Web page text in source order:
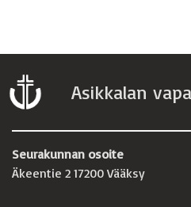
Asikkalan
Seurakunnan osoite
Äkeentie 2 17200 Vääksy